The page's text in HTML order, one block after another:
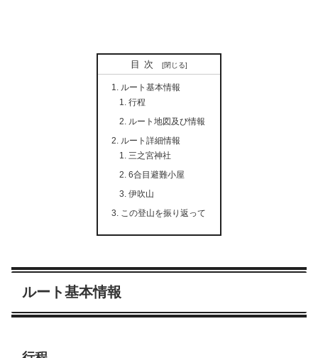
目次
ルート基本情報
行程
ルート地図及び情報
ルート詳細情報
三之宮神社
6合目避難小屋
伊吹山
この登山を振り返って
ルート基本情報